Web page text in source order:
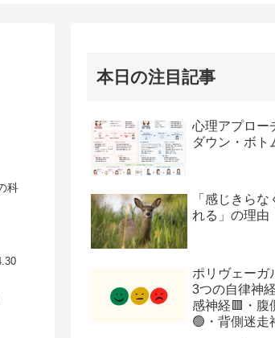
科
本日の注目記事
心理アプロー
ダウン・ボト
「感じきら
れる」の理由
ポリヴェーガ
3つの自律神
感神経🟥・腹
🟢・背側迷走